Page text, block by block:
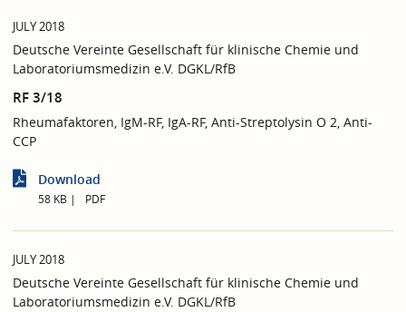
JULY 2018
Deutsche Vereinte Gesellschaft für klinische Chemie und
Laboratoriumsmedizin e.V. DGKL/RfB
RF 3/18
Rheumafaktoren, IgM-RF, IgA-RF, Anti-Streptolysin O 2, Anti-
CCP
Download
58 KB PDF
JULY 2018
Deutsche Vereinte Gesellschaft für klinische Chemie und
Laboratoriumsmedizin e.V. DGKL/RfB